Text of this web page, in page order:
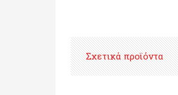
Σχετικά προϊόντα